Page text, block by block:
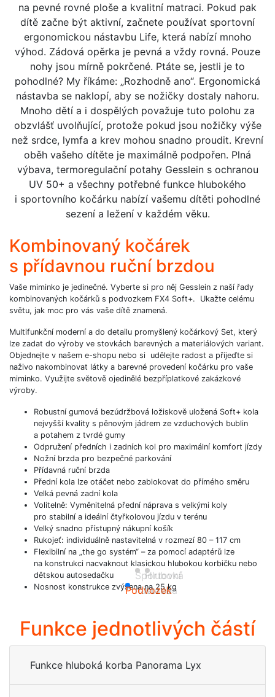
na pevné rovné ploše a kvalitní matraci. Pokud pak
dítě začne být aktivní, začnete používat sportovní
ergonomickou nástavbu Life, která nabízí mnoho
výhod. Zádová opěrka je pevná a vždy rovná. Pouze
nohy jsou mírně pokrčené. Ptáte se, jestli je to
pohodlné? My říkáme: „Rozhodně ano“. Ergonomická
nástavba se naklopí, aby se nožičky dostaly nahoru.
Mnoho dětí a i dospělých považuje tuto polohu za
obzvlášť uvolňující, protože pokud jsou nožičky výše
než srdce, lymfa a krev mohou snadno proudit. Krevní
oběh vašeho dítěte je maximálně podpořen. Plná
výbava, termoregulační potahy Gesslein s ochranou
UV 50+ a všechny potřebné funkce hlubokého
i sportovního kočárku nabízí vašemu dítěti pohodlné
sezení a ležení v každém věku.
Kombinovaný kočárek
s přídavnou ruční brzdou
Vaše miminko je jedinečné. Vyberte si pro něj Gesslein z naší řady
kombinovaných kočárků s podvozkem FX4 Soft+. Ukažte celému
světu, jak moc pro vás vaše dítě znamená.
Multifunkční moderní a do detailu promyšlený kočárkový Set, který
lze zadat do výroby ve stovkách barevných a materiálových variant.
Objednejte v našem e-shopu nebo si udělejte radost a přijeďte si
naživo nakombinovat látky a barevné provedení kočárku pro vaše
miminko. Využijte světově ojedinělé bezpříplatkové zakázkové
výroby.
Podvozek
Sportovní
nástavba
Hluboká
korba
Robustní gumová bezúdržbová ložiskově uložená Soft+ kola
nejvyšší kvality s pěnovým jádrem ze vzduchových bublin
a potahem z tvrdé gumy
Odpružení předních i zadních kol pro maximální komfort jízdy
Nožní brzda pro bezpečné parkování
Přídavná ruční brzda
Přední kola lze otáčet nebo zablokovat do přímého směru
Velká pevná zadní kola
Volitelně: Vyměnitelná přední náprava s velkými koly
pro stabilní a ideální čtyřkolovou jízdu v terénu
Velký snadno přístupný nákupní košík
Rukojeť: individuálně nastavitelná v rozmezí 80 – 117 cm
Flexibilní na „the go systém“ – za pomocí adaptérů lze
na konstrukci nacvaknout klasickou hlubokou korbičku nebo
dětskou autosedačku
Nosnost konstrukce zvýšena na 25 kg
Funkce jednotlivých částí
Funkce hluboká korba Panorama Lyx